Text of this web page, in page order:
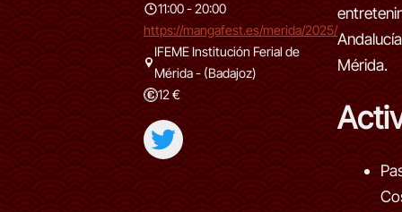
11:00 - 20:00
https://mangafest.es/merida/2025/
IFEME Institución Ferial de
Mérida - (Badajoz)
12 €
Mérida.